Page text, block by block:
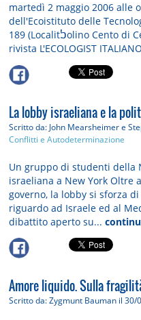
martedì 2 maggio 2006 alle
dell'Ecoistituto delle
189 (Localitࠍolino Cento di Cesena *) Presentazione della
rivista L'ECOLOGIST
La lobby israeliana e la
Scritto da: John Mearsheimer e
Conflitti e Autodeterminazione
Un gruppo di studenti della
israeliana a New York
governo, la lobby si sforza
riguardo ad Israele ed al
dibattito aperto su...
Amore liquido. Sulla
Scritto da: Zygmunt Bauman il 30/